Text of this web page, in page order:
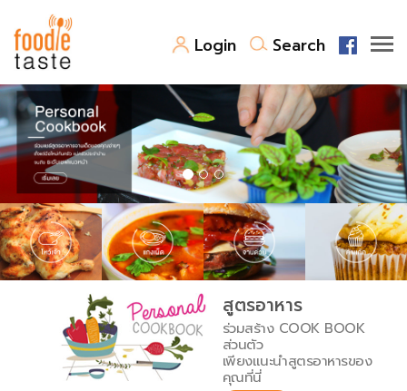
Login Search
สูตรอาหาร
สูตรอาหารล่าสุด
Top Foodie
พาไปชิม
สารพันก้นครัว
เคล็ดลับน่ารู้
เปรียบเทียบหน่วยการตวง
เปรียบเทียบอุณหภูมิ
เปรียบเทียบน้ำหนักวัตถุดิบ
FoodPedia
สร้าง Cookbook
สูตรอาหาร
ร่วมสร้าง COOK BOOK
ส่วนตัว
เพียงแนะนำสูตรอาหารของ
คุณที่นี่